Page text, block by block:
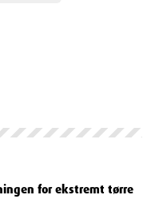
for ekstremt tørre